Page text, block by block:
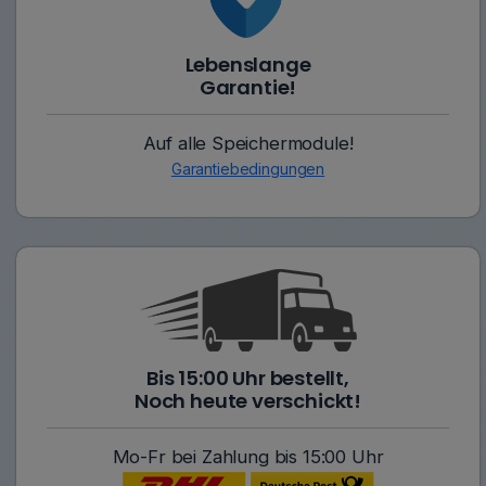
Lebenslange
Garantie!
Auf alle Speichermodule!
Garantiebedingungen
Bis 15:00 Uhr bestellt,
Noch heute verschickt!
Mo-Fr bei Zahlung bis 15:00 Uhr